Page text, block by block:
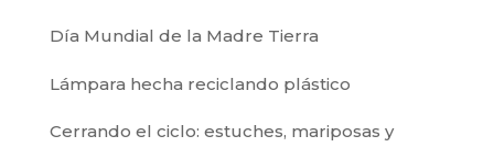
Día Mundial de la Madre Tierra
Lámpara hecha reciclando plástico
Cerrando el ciclo: estuches, mariposas y